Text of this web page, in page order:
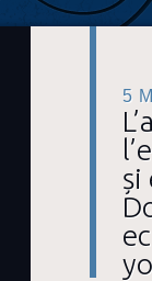
5
și